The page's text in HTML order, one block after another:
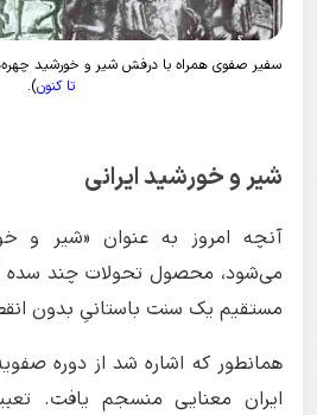
سفیر صفوی همراه با درفش شیر و خورشید
تا کنون).
شیر و خورشید ایرانی
آنچه امروز به عنوان «شیر و
می‌شود، محصول تحولات چند سده
مستقیم یک سنت باستانیِ بدون
همانطور که اشاره شد از دوره
ایران معنایی منسجم یافت.